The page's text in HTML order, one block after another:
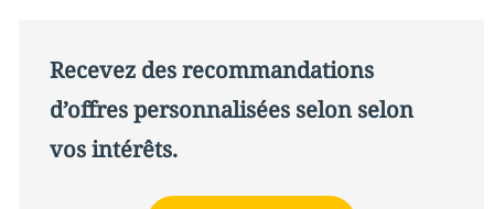
Recevez des recommandations
d’offres personnalisées selon selon
vos intérêts.